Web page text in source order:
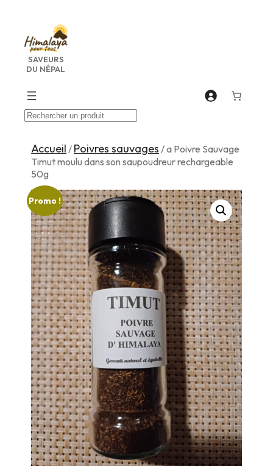
contenu
SAVEURS
DU NÉPAL
Recherche
Accueil / Poivres sauvages / a Poivre Sauvage
Timut moulu dans son saupoudreur rechargeable
50g
Promo !